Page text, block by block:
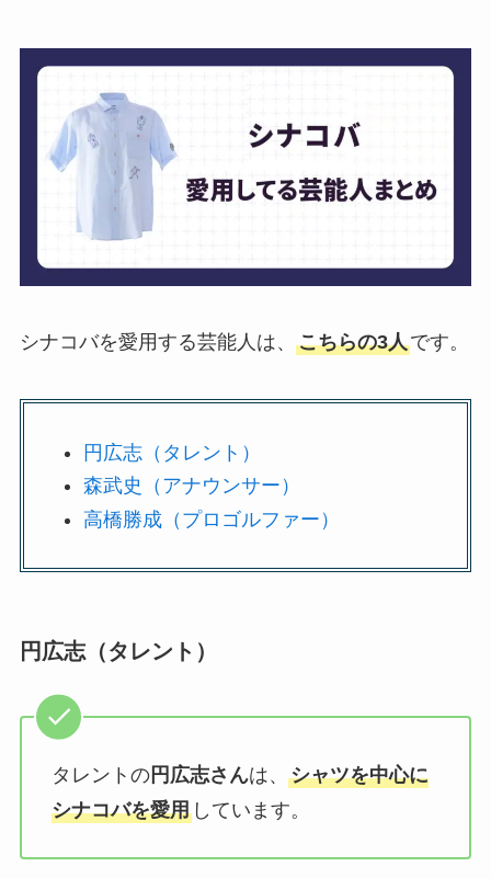
シナコバを愛用する芸能人は、 こちらの3人です。
円広志（タレント）
森武史（アナウンサー）
高橋勝成（プロゴルファー）
円広志（タレント）
タレントの円広志さんは、 シャツを中心に
シナコバを愛用しています。